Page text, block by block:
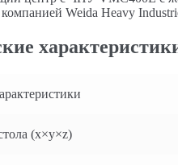
Weida Heavy
(x×y×z)